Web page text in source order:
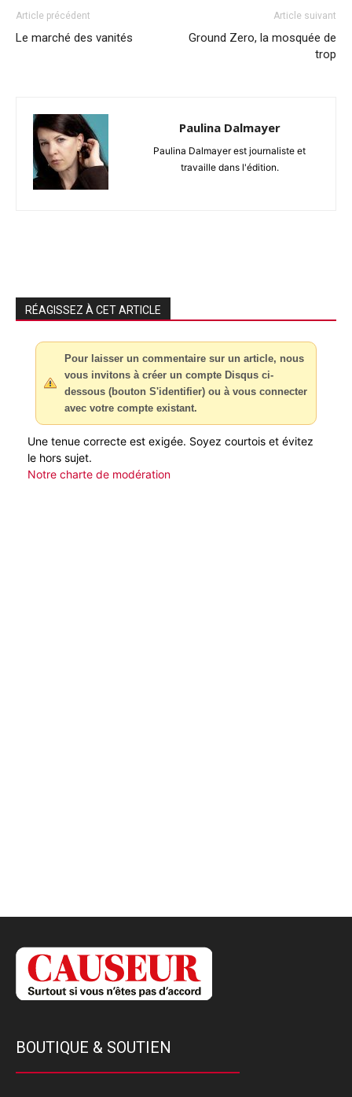
Article précédent
Le marché des vanités
Article suivant
Ground Zero, la mosquée de
trop
Paulina Dalmayer
Paulina Dalmayer est journaliste et
travaille dans l'édition.
RÉAGISSEZ À CET ARTICLE
Pour laisser un commentaire sur un article, nous
vous invitons à créer un compte Disqus ci-
dessous (bouton S'identifier) ou à vous connecter
avec votre compte existant.
Une tenue correcte est exigée. Soyez courtois et évitez
le hors sujet.
Notre charte de modération
BOUTIQUE & SOUTIEN